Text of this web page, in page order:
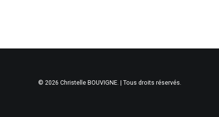
© 2026 Christelle BOUVIGNE. | Tous droits réservés.